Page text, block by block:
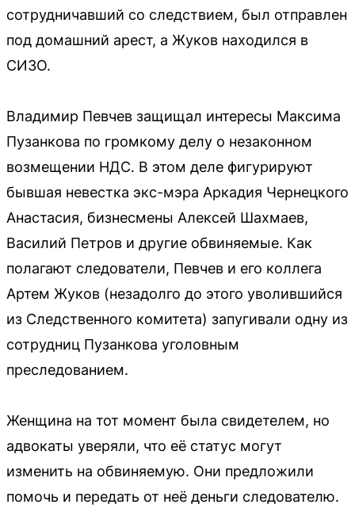
сотрудничавший со следствием, был отправлен
под домашний арест, а Жуков находился в
СИЗО.
Владимир Певчев защищал интересы Максима
Пузанкова по громкому делу о незаконном
возмещении НДС. В этом деле фигурируют
бывшая невестка экс-мэра Аркадия Чернецкого
Анастасия, бизнесмены Алексей Шахмаев,
Василий Петров и другие обвиняемые. Как
полагают следователи, Певчев и его коллега
Артем Жуков (незадолго до этого уволившийся
из Следственного комитета) запугивали одну из
сотрудниц Пузанкова уголовным
преследованием.
Женщина на тот момент была свидетелем, но
адвокаты уверяли, что её статус могут
изменить на обвиняемую. Они предложили
помочь и передать от неё деньги следователю.